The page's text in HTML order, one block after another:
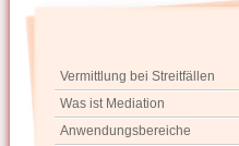
Vermittlung bei Streitfällen
Was ist Mediation
Anwendungsbereiche